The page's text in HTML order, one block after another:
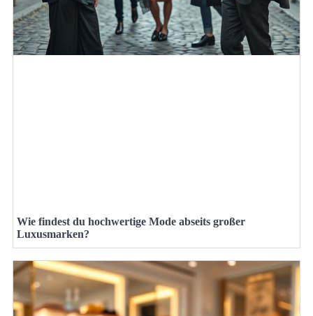
Wie findest du hochwertige Mode abseits großer
Luxusmarken?